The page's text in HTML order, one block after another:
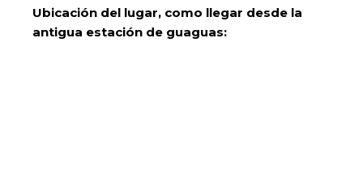
Ubicación del lugar, como llegar desde la
antigua estación de guaguas: